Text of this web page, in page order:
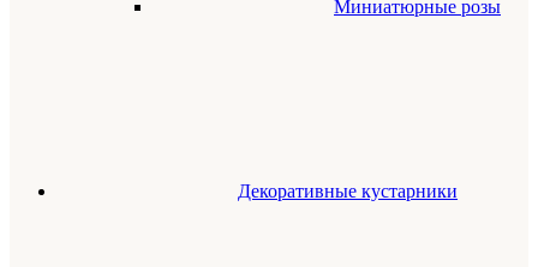
Миниатюрные розы
Декоративные кустарники